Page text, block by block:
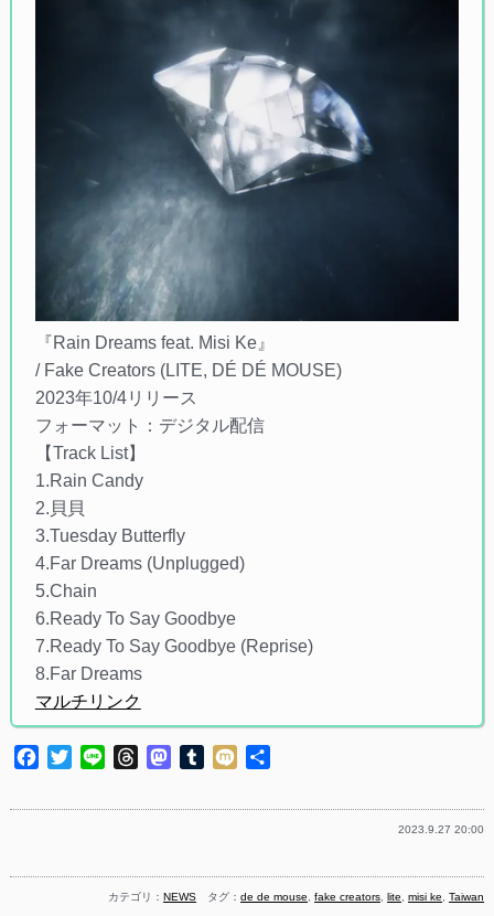
『Rain Dreams feat. Misi Ke』
/ Fake Creators (LITE, DÉ DÉ MOUSE)
2023年10/4リリース
フォーマット：デジタル配信
【Track List】
1.Rain Candy
2.貝貝
3.Tuesday Butterfly
4.Far Dreams (Unplugged)
5.Chain
6.Ready To Say Goodbye
7.Ready To Say Goodbye (Reprise)
8.Far Dreams
マルチリンク
Facebook
TwitterLine ThreadsMastodon
Tumblr
Mixi
2023.9.27 20:00
カテゴリ：NEWS タグ：de de mouse ,fake creators ,lite ,misi ke ,Taiwan